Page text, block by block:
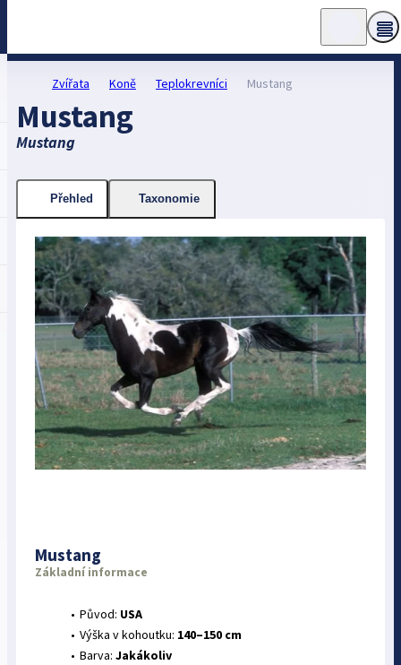
Zvířata Koně Teplokrevníci Mustang
Mustang
Mustang
Přehled Taxonomie
Mustang
Základní informace
Původ: USA
Výška v kohoutku: 140–150 cm
Barva: Jakákoliv